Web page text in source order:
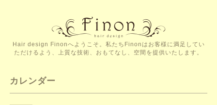
Hair design Finonへようこそ。私たちFinonはお客様に満足してい
ただけるよう、上質な技術、おもてなし、空間を提供いたします。
カレンダー